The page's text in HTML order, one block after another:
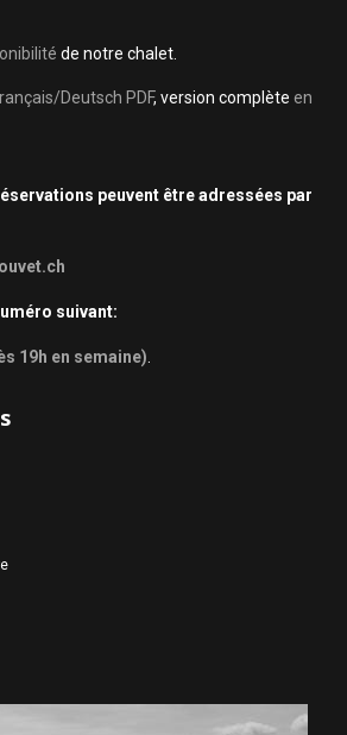
de notre chalet.
Deutsch PDF, version complète en
peuvent être adressées par
suivant:
19h en semaine)